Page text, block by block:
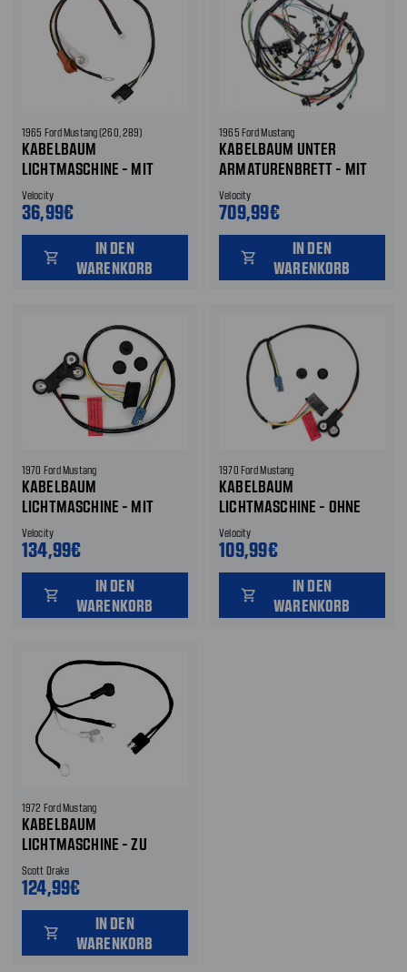
1965 Ford Mustang (260, 289)
KABELBAUM
LICHTMASCHINE - MIT
RUNDINSTRUMENTEN
Velocity
36,99€
shopping_cart
IN DEN
WARENKORB
1965 Ford Mustang
KABELBAUM UNTER
ARMATURENBRETT - MIT
NEBELSCHEINWERFERN -
MIT RUNDINSTRUMENTEN
Velocity
709,99€
shopping_cart
IN DEN
WARENKORB
1970 Ford Mustang
KABELBAUM
LICHTMASCHINE - MIT
DREHZAHLMESSER
Velocity
134,99€
shopping_cart
IN DEN
WARENKORB
1970 Ford Mustang
KABELBAUM
LICHTMASCHINE - OHNE
DREHZAHLMESSER
Velocity
109,99€
shopping_cart
IN DEN
WARENKORB
1972 Ford Mustang
KABELBAUM
LICHTMASCHINE - ZU
SPANNUNGSREGLER - OHNE
ZUSATZINSTRUMENTEN
Scott Drake
124,99€
shopping_cart
IN DEN
WARENKORB